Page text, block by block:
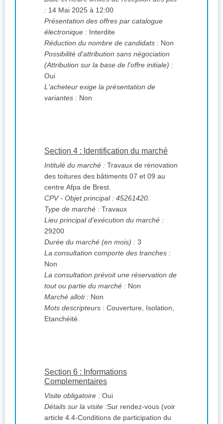
: 14 Mai 2025 à 12:00
Présentation des offres par catalogue
électronique : Interdite
Réduction du nombre de candidats : Non
Possibilité d'attribution sans négociation
(Attribution sur la base de l'offre initiale) :
Oui
L'acheteur exige la présentation de
variantes : Non
Section 4 : Identification du marché
Intitulé du marché : Travaux de rénovation
des toitures des bâtiments 07 et 09 au
centre Afpa de Brest.
CPV- Objet principal : 45261420.
Type de marché : Travaux
Lieu principal d'exécution du marché :
29200
Durée du marché (en mois) : 3
La consultation comporte des tranches :
Non
La consultation prévoit une réservation de
tout ou partie du marché : Non
Marché alloti : Non
Mots descripteurs : Couverture, Isolation,
Etanchéité.
Section 6 : Informations
Complementaires
Visite obligatoire : Oui
Détails sur la visite :Sur rendez-vous (voir
article 4.4-Conditions de participation du